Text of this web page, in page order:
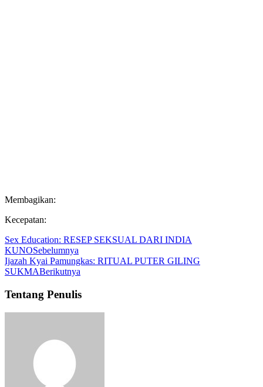
Membagikan:
Kecepatan:
Sex Education: RESEP SEKSUAL DARI INDIA
KUNOSebelumnya
Ijazah Kyai Pamungkas: RITUAL PUTER GILING
SUKMABerikutnya
Tentang Penulis